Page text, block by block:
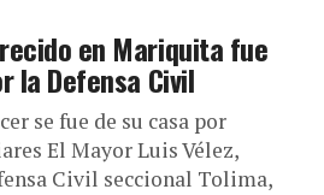
en Mariquita fue
la Defensa Civil
se fue de su casa por
El Mayor Luis Vélez,
Civil seccional Tolima,